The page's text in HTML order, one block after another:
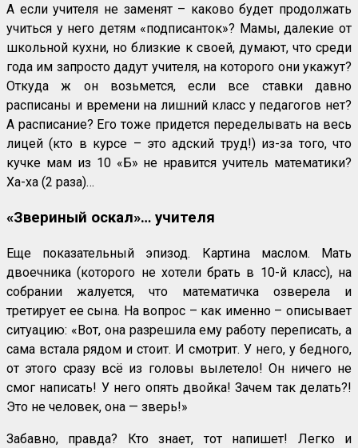
А если учителя не заменят – каково будет продолжать
учиться у него детям «подписанток»? Мамы, далекие от
школьной кухни, но близкие к своей, думают, что среди
года им запросто дадут учителя, на которого они укажут?
Откуда ж он возьмется, если все ставки давно
расписаны и времени на лишний класс у педагогов нет?
А расписание? Его тоже придется переделывать на весь
лицей (кто в курсе – это адский труд!) из-за того, что
кучке мам из 10 «Б» не нравится учитель математики?
Ха-ха (2 раза)…
«Звериный оскал»… учителя
Еще показательный эпизод. Картина маслом. Мать
двоечника (которого не хотели брать в 10-й класс), на
собрании жалуется, что математичка озверела и
третирует ее сына. На вопрос – как именно – описывает
ситуацию: «Вот, она разрешила ему работу переписать, а
сама встала рядом и стоит. И смотрит. У него, у бедного,
от этого сразу всё из головы вылетело! Он ничего не
смог написать! У него опять двойка! Зачем так делать?!
Это не человек, она — зверь!»
Забавно, правда? Кто знает, тот напишет! Легко и